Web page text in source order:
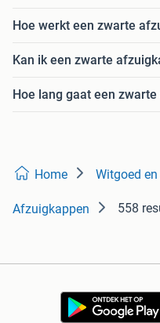
Hoe werkt een zwarte
Kan ik een zwarte
Hoe lang gaat een
Home Witgoed
Afzuigkappen 558